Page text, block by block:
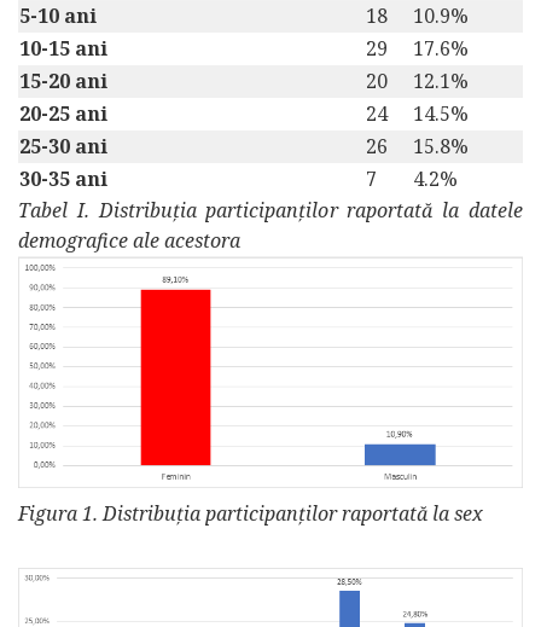
5-10 ani
18
10.9%
10-15 ani
29
17.6%
15-20 ani
20
12.1%
20-25 ani
24
14.5%
25-30 ani
26
15.8%
30-35 ani
7
4.2%
Tabel I. Distribuția participanților raportată la datele
demografice ale acestora
Figura 1. Distribuția participanților raportată la sex